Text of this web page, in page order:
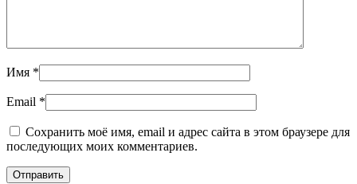
Имя *
Email *
Сохранить моё имя, email и адрес сайта в этом браузере для
последующих моих комментариев.